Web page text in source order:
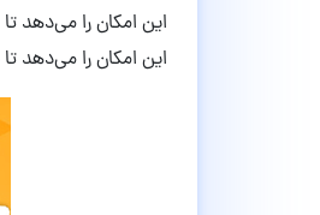
این امکان را می‌دهد
این امکان را می‌دهد